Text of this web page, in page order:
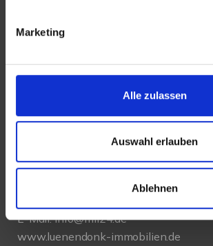
Marketing
Alle zulassen
Auswahl erlauben
Ablehnen
Lünendonk ImmobilienGmbH & Co. KG
E-Mail:info@mli24.de
www.luenendonk-immobilien.de